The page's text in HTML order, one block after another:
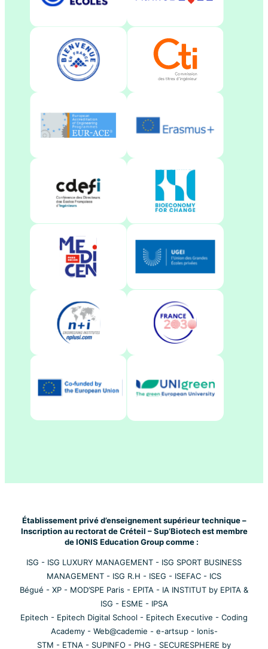
Établissement privé d’enseignement supérieur technique –
Inscription au rectorat de Créteil – Sup’Biotech est membre
de IONIS Education Group comme :
ISG - ISG LUXURY MANAGEMENT - ISG SPORT BUSINESS
MANAGEMENT - ISG R.H - ISEG - ISEFAC - ICS
Bégué - XP - MOD’SPE Paris - EPITA - IA INSTITUT by EPITA &
ISG - ESME - IPSA
Epitech - Epitech Digital School - Epitech Executive - Coding
Academy- Web@cademie - e-artsup- Ionis-
STM - ETNA - SUPINFO - PHG - SECURESPHERE by